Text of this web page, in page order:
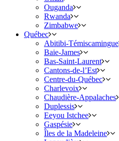
Ouganda
Rwanda
Zimbabwe
Québec
Abitibi-Témiscamingue
Baie-James
Bas-Saint-Laurent
Cantons-de-l’Est
Centre-du-Québec
Charlevoix
Chaudière-Appalaches
Duplessis
Eeyou Istchee
Gaspésie
Îles de la Madeleine